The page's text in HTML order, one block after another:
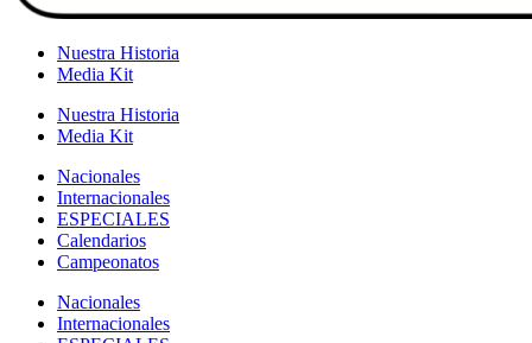
Nuestra Historia
Media Kit
Nuestra Historia
Media Kit
Nacionales
Internacionales
ESPECIALES
Calendarios
Campeonatos
Nacionales
Internacionales